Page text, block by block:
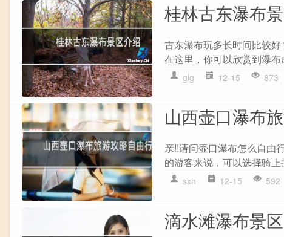
桂林古东瀑布
古东瀑布玩多长时间比较
在这里，你可以欣赏到瀑
glg 12-15 873
山西壶口瀑布
亲!!请问壶口瀑布怎么自由
的游客来说，可以选择骑
sxh 12-15 592
滴水滩瀑布景区